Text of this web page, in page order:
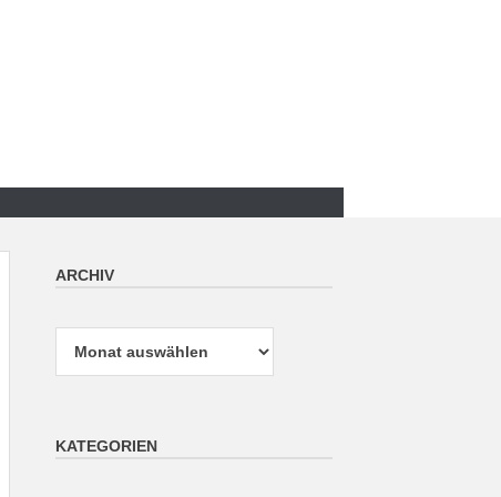
ARCHIV
KATEGORIEN